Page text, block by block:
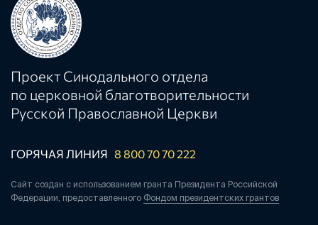
Проект Синодального отдела
по церковной благотворительности
Русской Православной Церкви
ГОРЯЧАЯ ЛИНИЯ 8 800 70 70 222
Сайт создан с использованием гранта Президента Российской
Федерации, предоставленного Фондом президентских грантов